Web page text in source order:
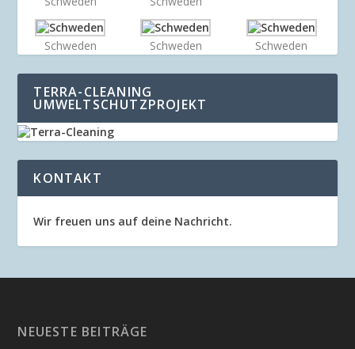
Schweden Schweden Schweden
TERRA-CLEANING
UMWELTSCHUTZPROJEKT
KONTAKT
Wir freuen uns auf deine Nachricht.
NEUESTE BEITRÄGE